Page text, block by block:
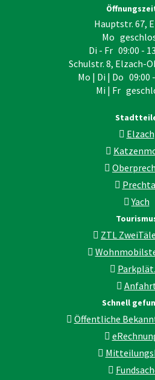
Hauptstr. 67,
Mo
Di - Fr 09:00 -
Schulstr. 8, Elzach-
Mo | Di | Do 09:00
Mi | Fr
Elzach
Yach
ZTL
Schnell
Öffentliche